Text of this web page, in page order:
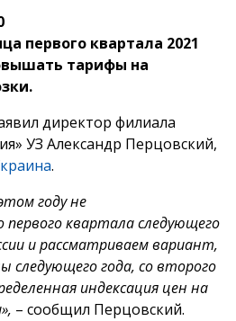
первого квартала 2021
тарифы на
директор филиала
УЗ Александр Перцовский,
.
году не
первого квартала следующего
и рассматриваем вариант,
следующего года, со второго
индексация цен на
– сообщил Перцовский.